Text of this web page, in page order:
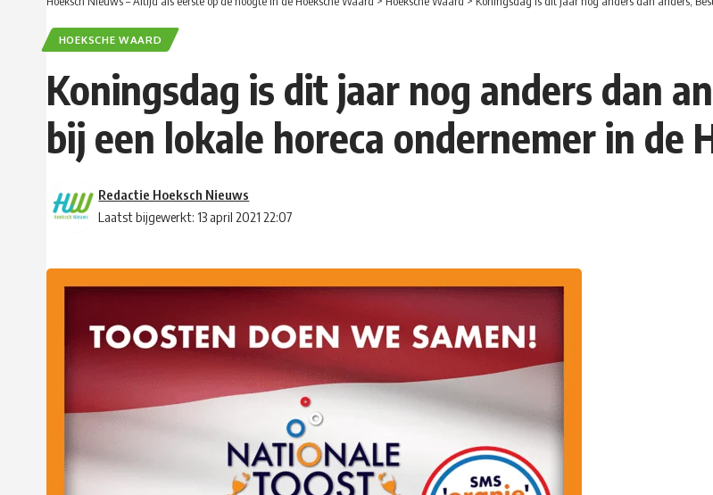
HOEKSCHE WAARD
Koningsdag is dit jaar nog anders dan
bij een lokale horeca ondernemer in de
Laatst bijgewerkt: 13 april 2021 22:07
Redactie Hoeksch Nieuws